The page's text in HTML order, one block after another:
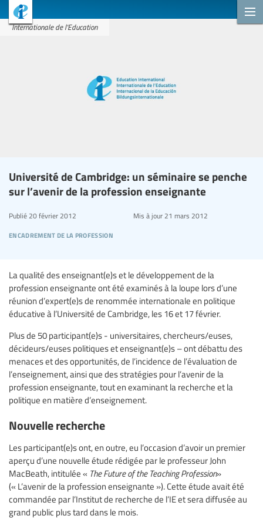
Internationale de l'Education
Université de Cambridge: un séminaire se penche
sur l’avenir de la profession enseignante
encadrement de la profession
Publié 20 février 2012 Mis à jour21 mars 2012
La qualité des enseignant(e)s et le développement de la
profession enseignante ont été examinés à la loupe lors d’une
réunion d’expert(e)s de renommée internationale en politique
éducative à l’Université de Cambridge, les 16 et 17 février.
Plus de 50 participant(e)s - universitaires, chercheurs/euses,
décideurs/euses politiques et enseignant(e)s – ont débattu des
menaces et des opportunités, de l’incidence de l’évaluation de
l’enseignement, ainsi que des stratégies pour l’avenir de la
profession enseignante, tout en examinant la recherche et la
politique en matière d’enseignement.
Nouvelle recherche
Les participant(e)s ont, en outre, eu l’occasion d’avoir un premier
aperçu d’une nouvelle étude rédigée par le professeur John
MacBeath, intitulée « The Future of the Teaching Profession»
(« L’avenir de la profession enseignante »). Cette étude avait été
commandée par l’Institut de recherche de l’IE et sera diffusée au
grand public plus tard dans le mois.